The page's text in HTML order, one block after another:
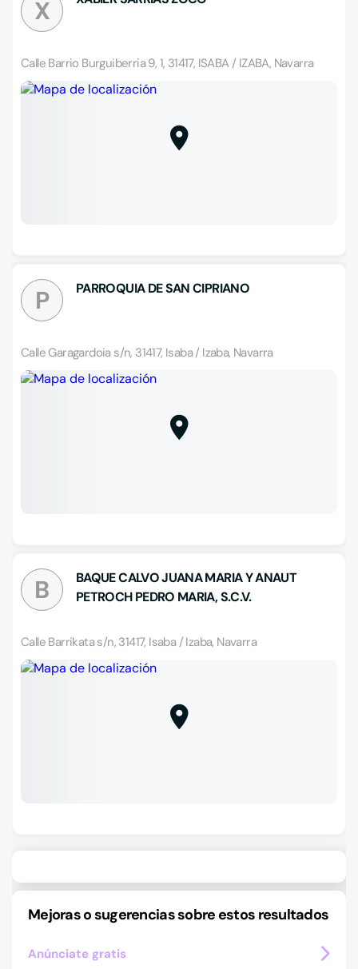
X
Calle Barrio Burguiberria 9, 1, 31417, ISABA / IZABA, Navarra
P PARROQUIA DE SAN CIPRIANO
Calle Garagardoia s/n, 31417, Isaba / Izaba, Navarra
B
BAQUE CALVO JUANA MARIA Y ANAUT
PETROCH PEDRO MARIA, S.C.V.
Calle Barrikata s/n, 31417, Isaba / Izaba, Navarra
Mejoras o sugerencias sobre estos resultados
Anúnciate gratis